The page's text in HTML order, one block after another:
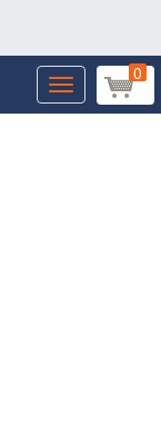
0
Toggle
navigation